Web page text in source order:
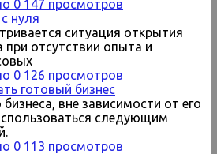
0 147 просмотров
нуля
ситуация открытия
при отсутствии опыта и
0 126 просмотров
готовый бизнес
вне зависимости от его
следующим
0 113 просмотров